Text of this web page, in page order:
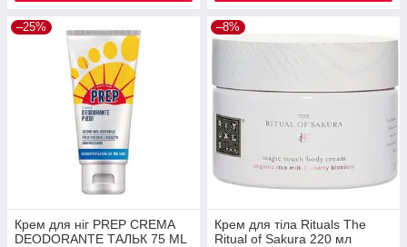
–25%
Крем для ніг PREP CREMA
DEODORANTE ТАЛЬК 75 ML
–8%
Крем для тіла Rituals The
Ritual of Sakura 220 мл